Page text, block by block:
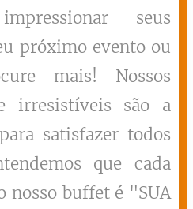
seus
próximo evento ou
mais! Nossos
irresistíveis são a
satisfazer todos
que cada
nosso buffet é "SUA